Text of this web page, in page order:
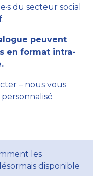
du secteur social
peuvent
en format intra-
– nous vous
les
disponible